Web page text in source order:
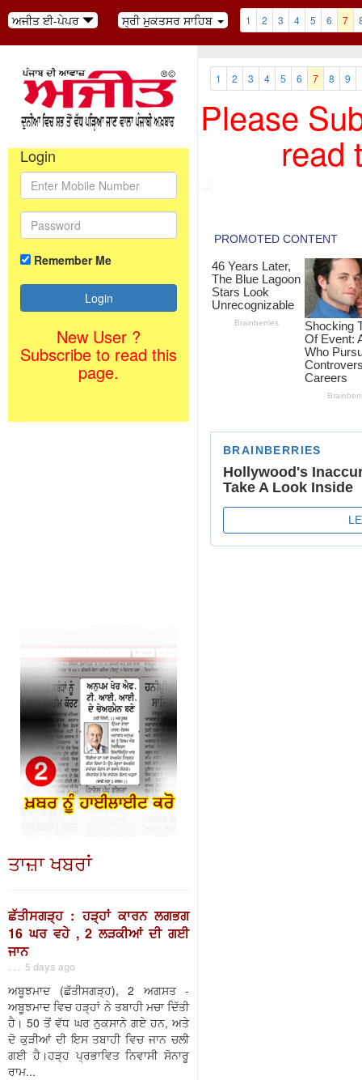
ਅਜੀਤ ਈ-ਪੇਪਰ ਸ੍ਰੀ ਮੁਕਤਸਰ ਸਾਹਿਬ 1 2 3 4 5 6 7
Login
Remember Me
New User ?
Subscribe to read this
page.
ਤਾਜ਼ਾ ਖਬਰਾਂ
ਛੱਤੀਸਗੜ੍ਹ : ਹੜ੍ਹਾਂ ਕਾਰਨ ਲਗਭਗ
16 ਘਰ ਵਹੇ , 2 ਲੜਕੀਆਂ ਦੀ ਗਈ
ਜਾਨ
. . . 5 days ago
ਅਬੂਝਮਾਦ (ਛੱਤੀਸਗੜ੍ਹ), 2 ਅਗਸਤ -
ਅਬੂਝਮਾਦ ਵਿਚ ਹੜ੍ਹਾਂ ਨੇ ਤਬਾਹੀ ਮਚਾ ਦਿੱਤੀ
ਹੈ। 50 ਤੋਂ ਵੱਧ ਘਰ ਨੁਕਸਾਨੇ ਗਏ ਹਨ, ਅਤੇ
ਦੋ ਕੁੜੀਆਂ ਦੀ ਇਸ ਤਬਾਹੀ ਵਿਚ ਜਾਨ ਚਲੀ
ਗਈ ਹੈ।ਹੜ੍ਹ ਪ੍ਰਭਾਵਿਤ ਨਿਵਾਸੀ ਸੋਨਾਰੂ
ਰਾਮ...
1 2 3 4 5 6 7 8 9
Please
read